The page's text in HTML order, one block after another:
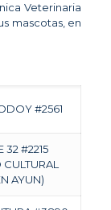
Veterinaria
mascotas, en
#2561
32 #2215
AYUN)